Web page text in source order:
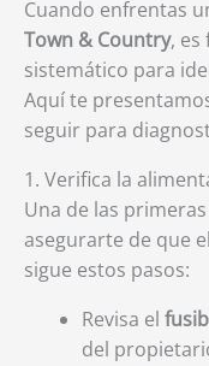
Cuando enfrentas
Town & Country, es
sistemático para
Aquí te
seguir para
1. Verifica la
Una de las
asegurarte de que el
sigue estos pasos:
Revisa el
del